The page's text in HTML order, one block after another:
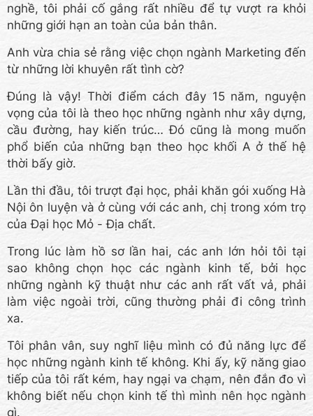
nghề, tôi phải cố gắng rất nhiều để tự vượt ra khỏi
những giới hạn an toàn của bản thân.
Anh vừa chia sẻ rằng việc chọn ngành Marketing đến
từ những lời khuyên rất tình cờ?
Đúng là vậy! Thời điểm cách đây 15 năm, nguyện
vọng của tôi là theo học những ngành như xây dựng,
cầu đường, hay kiến trúc… Đó cũng là mong muốn
phổ biến của những bạn theo học khối A ở thế hệ
thời bấy giờ.
Lần thi đầu, tôi trượt đại học, phải khăn gói xuống Hà
Nội ôn luyện và ở cùng với các anh, chị trong xóm trọ
của Đại học Mỏ - Địa chất.
Trong lúc làm hồ sơ lần hai, các anh lớn hỏi tôi tại
sao không chọn học các ngành kinh tế, bởi học
những ngành kỹ thuật như các anh rất vất vả, phải
làm việc ngoài trời, cũng thường phải đi công trình
xa.
Tôi phân vân, suy nghĩ liệu mình có đủ năng lực để
học những ngành kinh tế không. Khi ấy, kỹ năng giao
tiếp của tôi rất kém, hay ngại va chạm, nên đắn đo vì
không biết nếu chọn kinh tế thì mình nên học ngành
gì.